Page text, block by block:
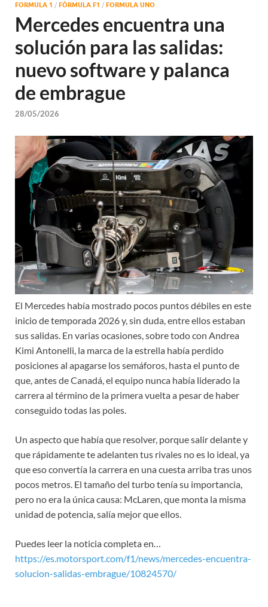
FORMULA 1 / FÓRMULA F1 / FORMULA UNO
Mercedes encuentra una
solución para las salidas:
nuevo software y palanca
de embrague
28/05/2026
El Mercedes había mostrado pocos puntos débiles en este
inicio de temporada 2026 y, sin duda, entre ellos estaban
sus salidas. En varias ocasiones, sobre todo con Andrea
Kimi Antonelli, la marca de la estrella había perdido
posiciones al apagarse los semáforos, hasta el punto de
que, antes de Canadá, el equipo nunca había liderado la
carrera al término de la primera vuelta a pesar de haber
conseguido todas las poles.
Un aspecto que había que resolver, porque salir delante y
que rápidamente te adelanten tus rivales no es lo ideal, ya
que eso convertía la carrera en una cuesta arriba tras unos
pocos metros. El tamaño del turbo tenía su importancia,
pero no era la única causa: McLaren, que monta la misma
unidad de potencia, salía mejor que ellos.
Puedes leer la noticia completa en…
https://es.motorsport.com/f1/news/mercedes-encuentra-
solucion-salidas-embrague/10824570/